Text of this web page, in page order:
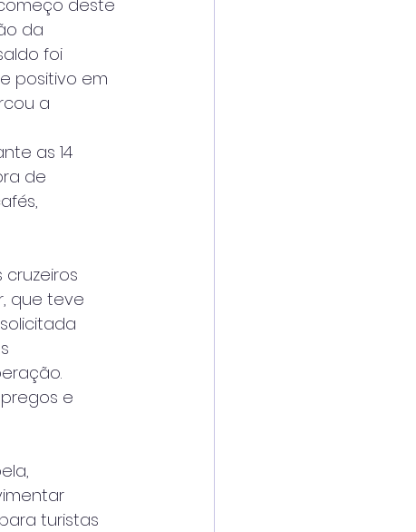
deste
da
foi
positivo em
a
as 14
de
que teve
e
turistas